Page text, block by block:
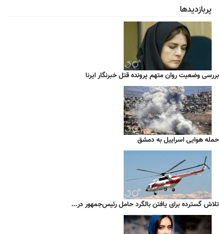
پربازدیدها
بررسی وضعیت روان متهم پرونده قتل خبرنگار ایرنا
حمله هوایی اسراییل به دمشق
تلاش گسترده برای یافتن بالگرد حامل رئیس‌جمهور در...